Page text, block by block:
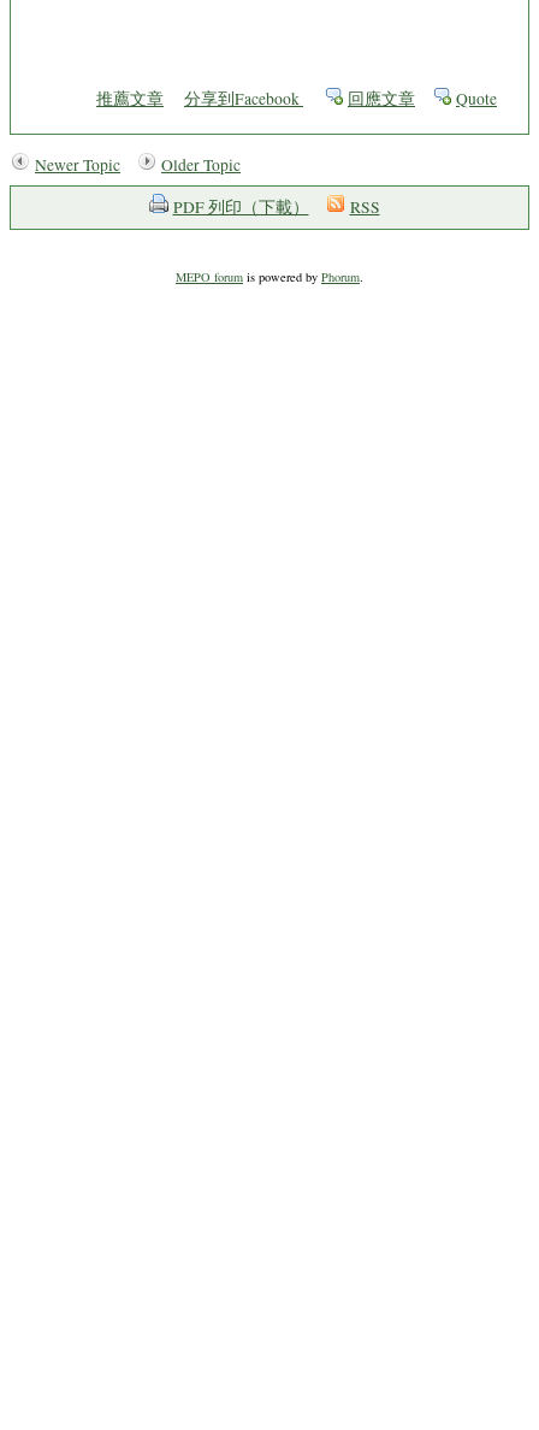
推薦文章 分享到Facebook 回應文章 Quote
Newer Topic
Older Topic
PDF 列印（下載）
RSS
MEPO forum is powered by Phorum.